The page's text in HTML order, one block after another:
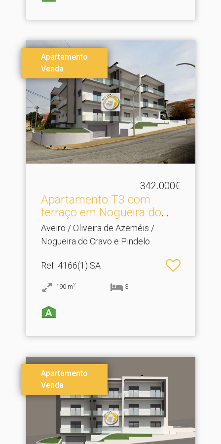
Apartamento
Venda
342.000€
Apartamento T3 com
terraço em Nogueira do
Cra.​..
Aveiro / Oliveira de Azeméis /
Nogueira do Cravo e Pindelo
Ref: 4166(1) SA
190 m2 3
Apartamento
Venda